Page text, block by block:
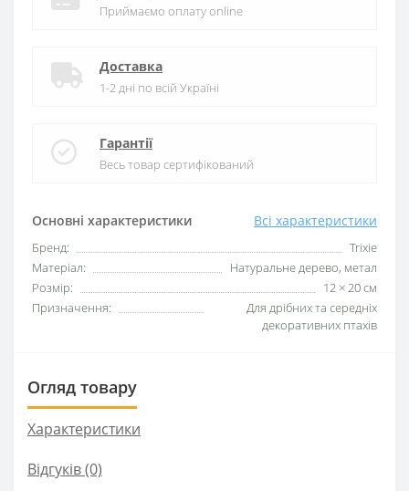
Основні характеристики Всі характеристики
Бренд:
Trixie
Матеріал:
Натуральне дерево, метал
Розмір:
12 × 20 см
Призначення:
Для дрібних та середніх
декоративних птахів
Приймаємо оплату online
Доставка
1-2 дні по всій Україні
Гарантії
Весь товар сертифікований
Огляд товару
Характеристики
Відгуків (0)